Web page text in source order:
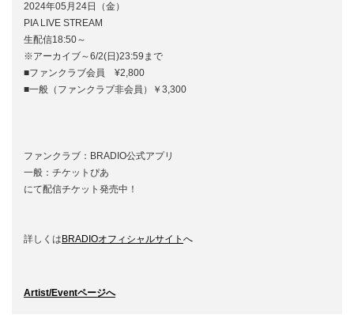
2024年05月24日（金）
PIA LIVE STREAM
生配信18:50～
※アーカイブ～6/2(日)23:59まで
■ファンクラブ会員 ¥2,800
■一般（ファンクラブ非会員）￥3,300
ファンクラブ：BRADIO公式アプリ
一般：チケットぴあ
にて配信チケット発売中！
詳しくは BRADIOオフィシャルサイト へ
Artist/Eventページへ